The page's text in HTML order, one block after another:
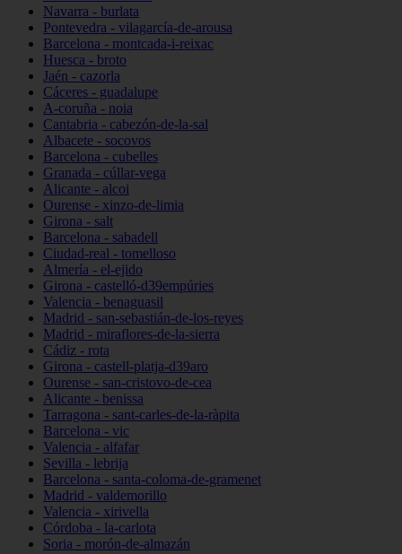
Navarra - burlata
Pontevedra - vilagarcía-de-arousa
Barcelona - montcada-i-reixac
Huesca - broto
Jaén - cazorla
Cáceres - guadalupe
A-coruña - noia
Cantabria - cabezón-de-la-sal
Albacete - socovos
Barcelona - cubelles
Granada - cúllar-vega
Alicante - alcoi
Ourense - xinzo-de-limia
Girona - salt
Barcelona - sabadell
Ciudad-real - tomelloso
Almería - el-ejido
Girona - castelló-d39empúries
Valencia - benaguasil
Madrid - san-sebastián-de-los-reyes
Madrid - miraflores-de-la-sierra
Cádiz - rota
Girona - castell-platja-d39aro
Ourense - san-cristovo-de-cea
Alicante - benissa
Tarragona - sant-carles-de-la-ràpita
Barcelona - vic
Valencia - alfafar
Sevilla - lebrija
Barcelona - santa-coloma-de-gramenet
Madrid - valdemorillo
Valencia - xirivella
Córdoba - la-carlota
Soria - morón-de-almazán